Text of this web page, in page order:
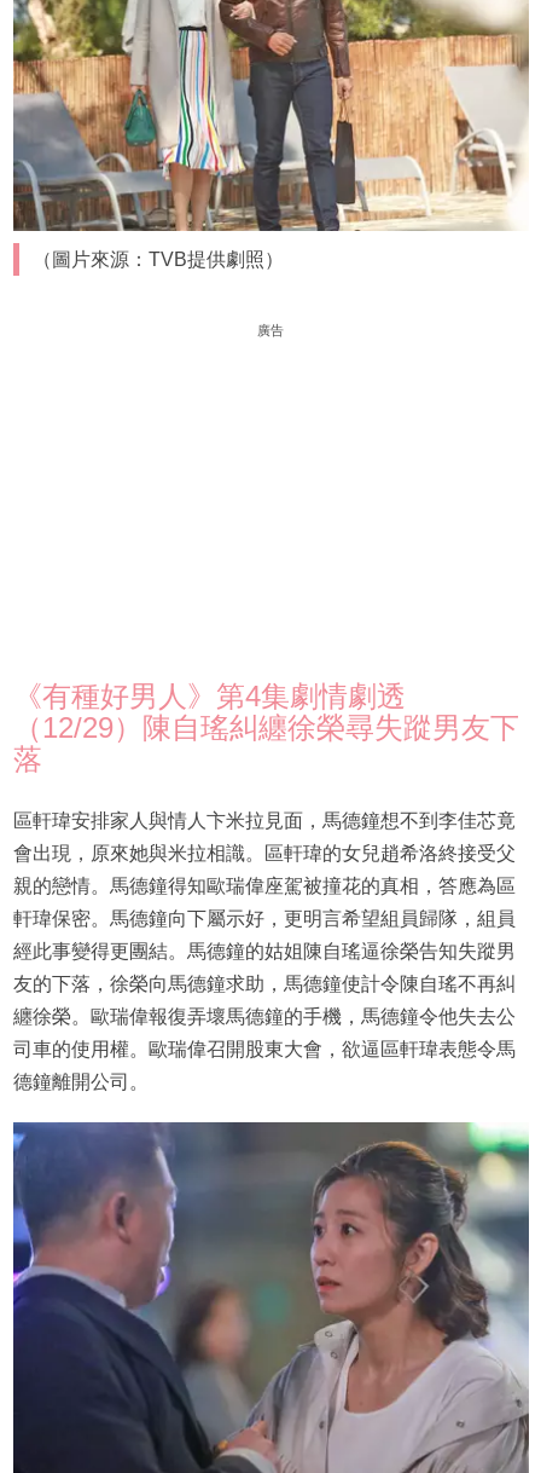
（圖片來源：TVB提供劇照）
廣告
《有種好男人》第4集劇情劇透
（12/29）陳自瑤糾纏徐榮尋失蹤男友下
落
區軒瑋安排家人與情人卞米拉見面，馬德鐘想不到李佳芯竟
會出現，原來她與米拉相識。區軒瑋的女兒趙希洛終接受父
親的戀情。馬德鐘得知歐瑞偉座駕被撞花的真相，答應為區
軒瑋保密。馬德鐘向下屬示好，更明言希望組員歸隊，組員
經此事變得更團結。馬德鐘的姑姐陳自瑤逼徐榮告知失蹤男
友的下落，徐榮向馬德鐘求助，馬德鐘使計令陳自瑤不再糾
纏徐榮。歐瑞偉報復弄壞馬德鐘的手機，馬德鐘令他失去公
司車的使用權。歐瑞偉召開股東大會，欲逼區軒瑋表態令馬
德鐘離開公司。